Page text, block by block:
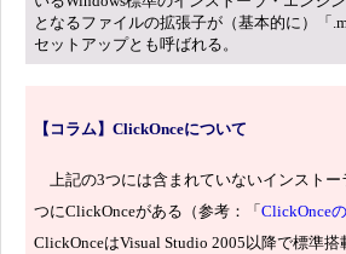
となるファイルの拡張子が（基本的に）「
セットアップとも呼ばれる。
【コラム】ClickOnceについて
上記の3つには含まれていないインストー
つにClickOnceがある（参考：「 ClickOnce
ClickOnceはVisual Studio 2005以降で標準